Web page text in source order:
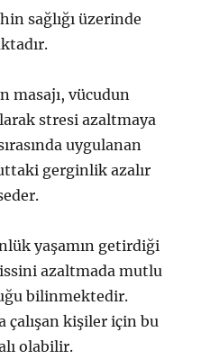
sağlığı üzerinde
masajı, vücudun
stresi azaltmaya
uygulanan
gerginlik azalır
yaşamın getirdiği
azaltmada mutlu
bilinmektedir.
çalışan kişiler için bu
olabilir.